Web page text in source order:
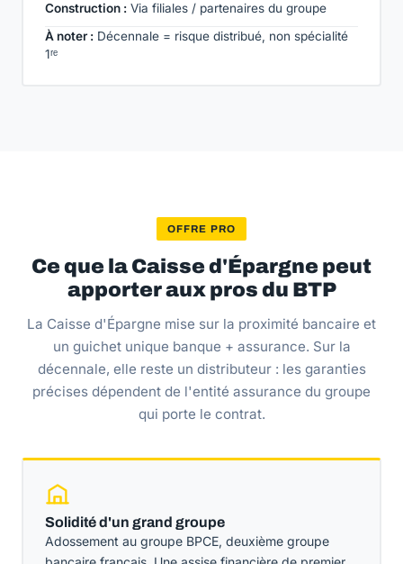
Construction : Via filiales / partenaires du groupe
À noter : Décennale = risque distribué, non spécialité
1ʳᵉ
OFFRE PRO
Ce que la Caisse d'Épargne peut
apporter aux pros du BTP
La Caisse d'Épargne mise sur la proximité bancaire et
un guichet unique banque + assurance. Sur la
décennale, elle reste un distributeur : les garanties
précises dépendent de l'entité assurance du groupe
qui porte le contrat.
Solidité d'un grand groupe
Adossement au groupe BPCE, deuxième groupe